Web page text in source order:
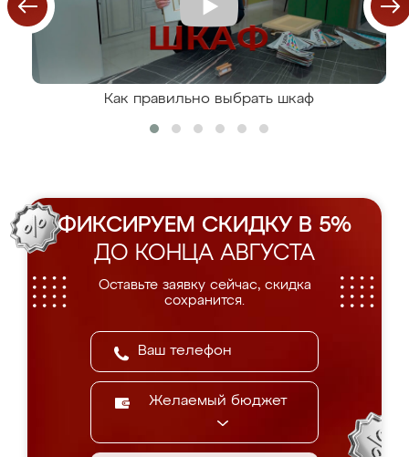
Как правильно выбрать шкаф
ФИКСИРУЕМ СКИДКУ В 5%
ДО КОНЦА АВГУСТА
Оставьте заявку сейчас, скидка
сохранится.
Желаемый бюджет